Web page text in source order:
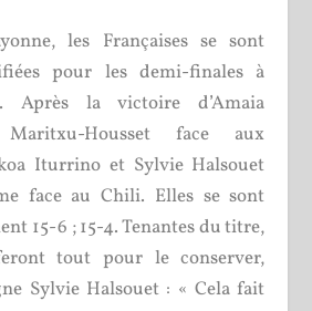
les Françaises se sont
pour les demi-finales à
Après la victoire d’Amaia
Housset face aux
Iturrino et Sylvie Halsouet
face au Chili. Elles se sont
15-6 ; 15-4. Tenantes du titre,
tout pour le conserver,
Sylvie Halsouet : « Cela fait